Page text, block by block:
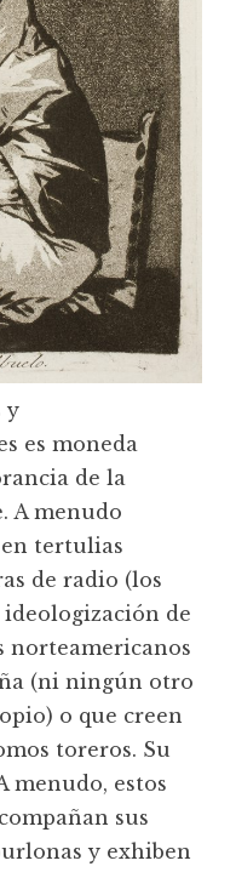
y
es moneda
de la
A menudo
en tertulias
de radio (los
de
norteamericanos
(ni ningún otro
o que creen
toreros. Su
menudo, estos
sus
y exhiben